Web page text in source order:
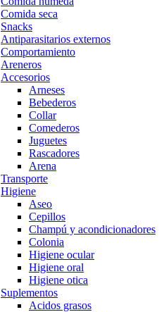
Comida seca
Snacks
Antiparasitarios externos
Comportamiento
Areneros
Accesorios
Arneses
Bebederos
Collar
Comederos
Juguetes
Rascadores
Arena
Transporte
Higiene
Aseo
Cepillos
Champú y acondicionadores
Colonia
Higiene ocular
Higiene oral
Higiene otica
Suplementos
Acidos grasos